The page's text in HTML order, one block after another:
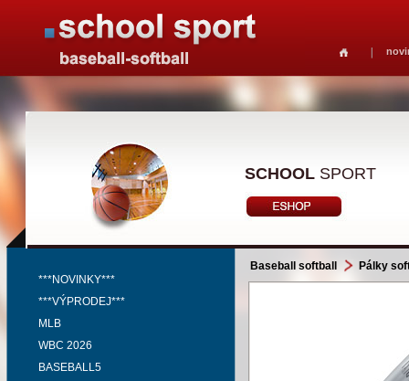
SCHOOL SPORT
***NOVINKY***
***VÝPRODEJ***
MLB
WBC 2026
BASEBALL5
Baseball softball Pálky